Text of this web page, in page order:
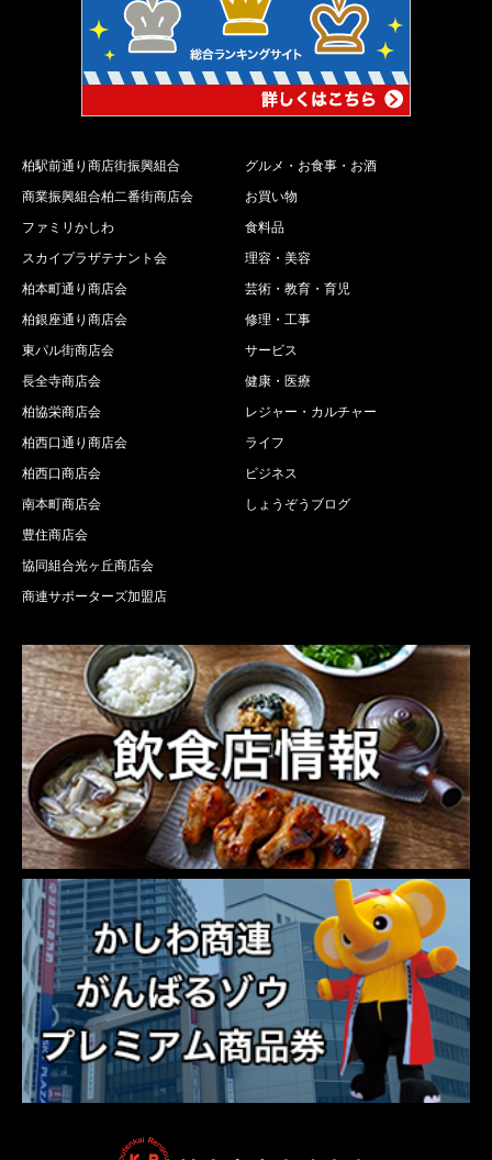
柏駅前通り商店街振興組合
商業振興組合柏二番街商店会
ファミリかしわ
スカイプラザテナント会
柏本町通り商店会
柏銀座通り商店会
東パル街商店会
長全寺商店会
柏協栄商店会
柏西口通り商店会
柏西口商店会
南本町商店会
豊住商店会
協同組合光ヶ丘商店会
商連サポーターズ加盟店
グルメ・お食事・お酒
お買い物
食料品
理容・美容
芸術・教育・育児
修理・工事
サービス
健康・医療
レジャー・カルチャー
ライフ
ビジネス
しょうぞうブログ